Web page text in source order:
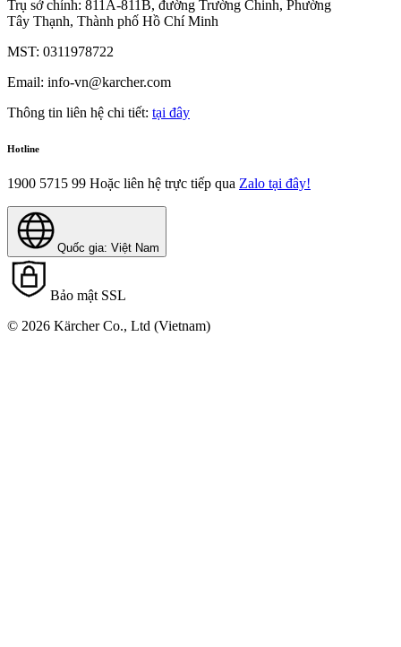
Trụ sở chính: 811A-811B, đường Trường Chinh, Phường
Tây Thạnh, Thành phố Hồ Chí Minh
MST: 0311978722
Email: info-vn@karcher.com
Thông tin liên hệ chi tiết: tại đây
Hotline
1900 5715 99 Hoặc liên hệ trực tiếp qua Zalo tại đây!
Quốc gia: Việt Nam
Bảo mật SSL
© 2026 Kärcher Co., Ltd (Vietnam)